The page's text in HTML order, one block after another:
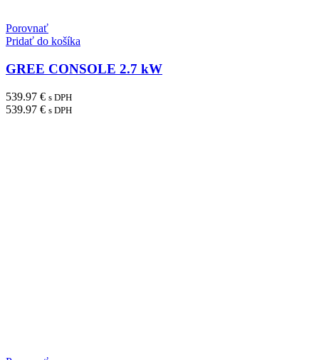
Porovnať
Pridať do košíka
GREE CONSOLE 2.7 kW
539.97 € s DPH
539.97 € s DPH